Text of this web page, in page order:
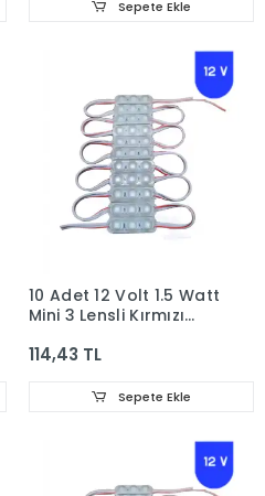
Sepete Ekle
10 Adet 12 Volt 1.5 Watt
Mini 3 Lensli Kırmızı
IP65
114,43 TL
Sepete Ekle